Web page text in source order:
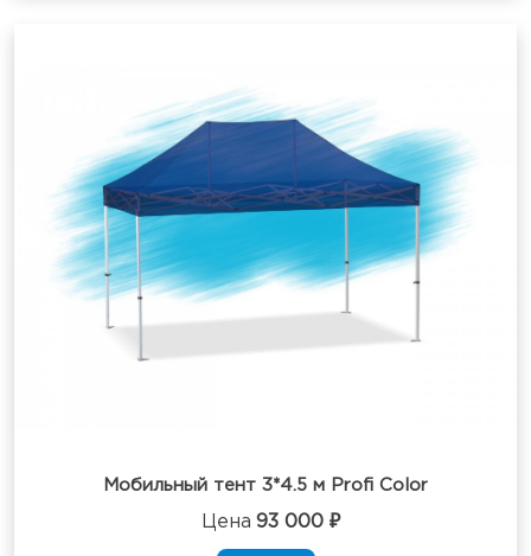
Мобильный тент 3*4.5 м Profi Color
Цена 93 000 ₽